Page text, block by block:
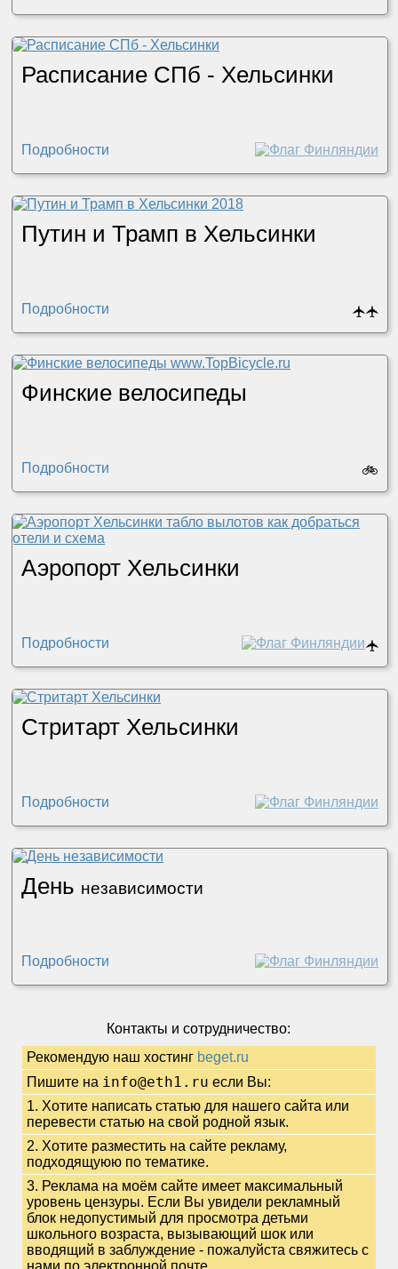
Расписание СПб - Хельсинки
Подробности
Путин и Трамп в Хельсинки
Подробности 🛧
🛧
Финские велосипеды
Подробности 🚲
Аэропорт Хельсинки
Подробности 🛧
Стритарт Хельсинки
Подробности
День независимости
Подробности
Контакты и сотрудничество:
Рекомендую наш хостинг beget.ru
Пишите на info@eth1.ru если Вы:
1. Хотите написать статью для нашего сайта или
перевести статью на свой родной язык.
2. Хотите разместить на сайте рекламу,
подходящуюю по тематике.
3. Реклама на моём сайте имеет максимальный
уровень цензуры. Если Вы увидели рекламный
блок недопустимый для просмотра детьми
школьного возраста, вызывающий шок или
вводящий в заблуждение - пожалуйста свяжитесь с